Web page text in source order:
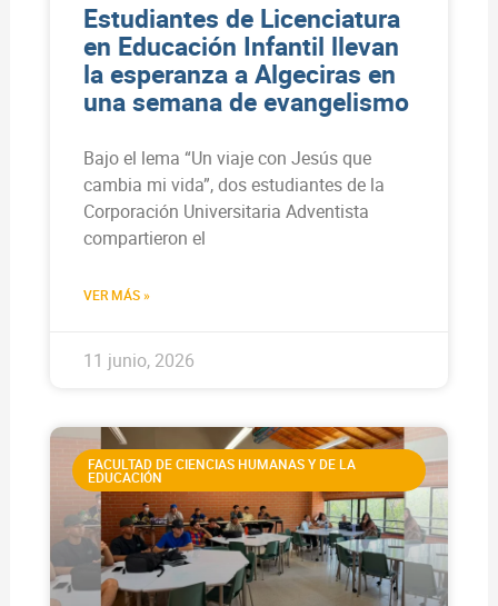
Estudiantes de Licenciatura
en Educación Infantil llevan
la esperanza a Algeciras en
una semana de evangelismo
Bajo el lema “Un viaje con Jesús que
cambia mi vida”, dos estudiantes de la
Corporación Universitaria Adventista
compartieron el
VER MÁS »
11 junio, 2026
FACULTAD DE CIENCIAS HUMANAS Y DE LA
EDUCACIÓN